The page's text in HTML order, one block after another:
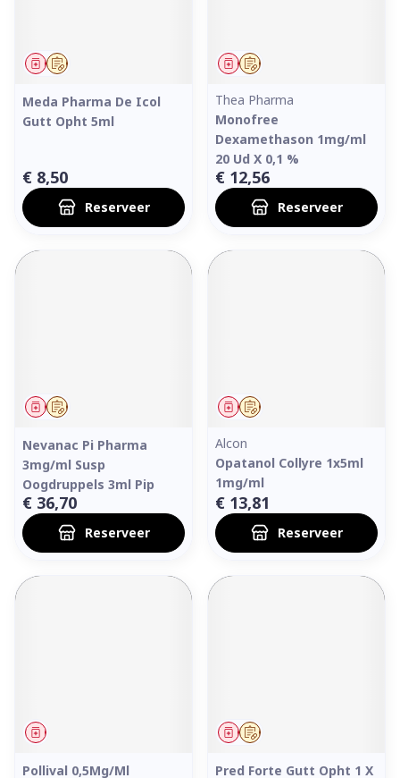
Op voorschrift
Geneesmiddel
Meda Pharma De Icol
Gutt Opht 5ml
€ 8,50
Reserveer
Op voorschrift
Geneesmiddel
Thea Pharma
Monofree
Dexamethason 1mg/ml
20 Ud X 0,1 %
€ 12,56
Reserveer
Op voorschrift
Geneesmiddel
Nevanac Pi Pharma
3mg/ml Susp
Oogdruppels 3ml Pip
€ 36,70
Reserveer
Op voorschrift
Geneesmiddel
Alcon
Opatanol Collyre 1x5ml
1mg/ml
€ 13,81
Reserveer
Geneesmiddel
Pollival 0,5Mg/Ml
Op voorschrift
Geneesmiddel
Pred Forte Gutt Opht 1 X